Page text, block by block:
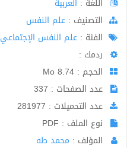
اللغة : العربية
اﻟﺘﺼﻨﻴﻒ : علم النفس
الفئة : علم النفس الإجتماعي
ردمك :
الحجم : 8.74 Mo
عدد الصفحات : 337
عدد التحميلات : 281977
نوع الملف : PDF
المؤلف : محمد طه